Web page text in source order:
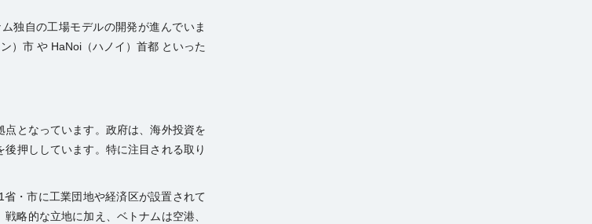
独自の工場モデルの開発が進んでいま
）市 や HaNoi（ハノイ）首都 といった
となっています。政府は、海外投資を
押ししています。特に注目される取り
・市に工業団地や経済区が設置されて
略的な立地に加え、ベトナムは空港、